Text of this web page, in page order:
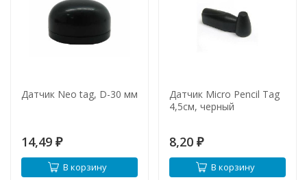
Датчик Neo tag, D-30 мм
14,49 ₽
В корзину
Датчик Micro Pencil Tag
4,5см, черный
8,20 ₽
В корзину